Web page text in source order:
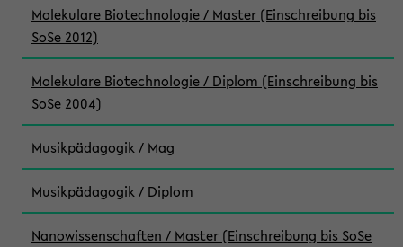
Molekulare Biotechnologie / Master (Einschreibung bis
SoSe 2012)
Molekulare Biotechnologie / Diplom (Einschreibung bis
SoSe 2004)
Musikpädagogik / Mag
Musikpädagogik / Diplom
Nanowissenschaften / Master (Einschreibung bis SoSe